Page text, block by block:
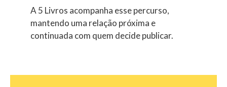
A 5 Livros acompanha esse percurso,
mantendo uma relação próxima e
continuada com quem decide publicar.